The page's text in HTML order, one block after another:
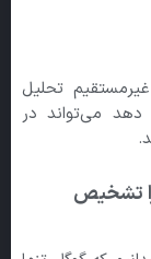
تحلیل
دهد می‌تواند در
تشخیص